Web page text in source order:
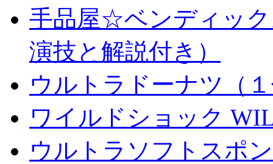
手品屋☆ベンディッ
演技と解説付き）
ウルトラドーナツ（
ワイルドショック
ウルトラソフトスポ